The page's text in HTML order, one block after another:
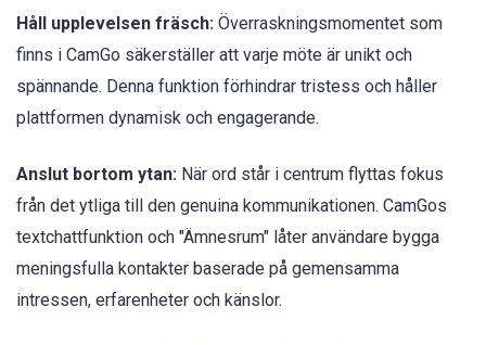
Håll upplevelsen fräsch: Överraskningsmomentet som
finns i CamGo säkerställer att varje möte är unikt och
spännande. Denna funktion förhindrar tristess och håller
plattformen dynamisk och engagerande.
Anslut bortom ytan: När ord står i centrum flyttas fokus
från det ytliga till den genuina kommunikationen. CamGos
textchattfunktion och "Ämnesrum" låter användare bygga
meningsfulla kontakter baserade på gemensamma
intressen, erfarenheter och känslor.